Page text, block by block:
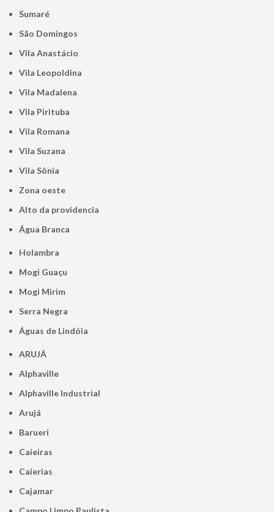
Sumaré
São Domingos
Vila Anastácio
Vila Leopoldina
Vila Madalena
Vila Pirituba
Vila Romana
Vila Suzana
Vila Sônia
Zona oeste
alto da providencia
Água Branca
Holambra
Mogi Guaçu
Mogi Mirim
Serra Negra
Águas de Lindóia
ARUJÁ
Alphaville
Alphaville Industrial
Arujá
Barueri
Caieiras
Caierias
Cajamar